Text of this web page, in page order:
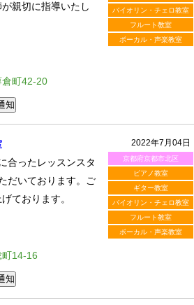
バイオリン・チェロ教室
フルート教室
ボーカル・声楽教室
親切に指導いたし
倉町42-20
2022年7月04日
京都府京都市北区
ピアノ教室
ギター教室
バイオリン・チェロ教室
フルート教室
ボーカル・声楽教室
合ったレッスンスタ
だいております。ご
ております。
14-16